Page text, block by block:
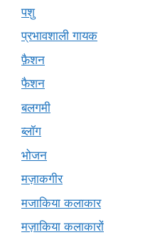
पशु
प्रभावशाली गायक
फ़ैशन
फैशन
बलगमी
ब्लॉग
भोजन
मज़ाकगीर
मजाकिया कलाकार
मज़ाकिया कलाकारों